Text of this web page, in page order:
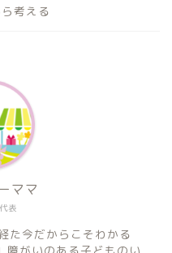
考える
表
ママ
た今だからこそわかる